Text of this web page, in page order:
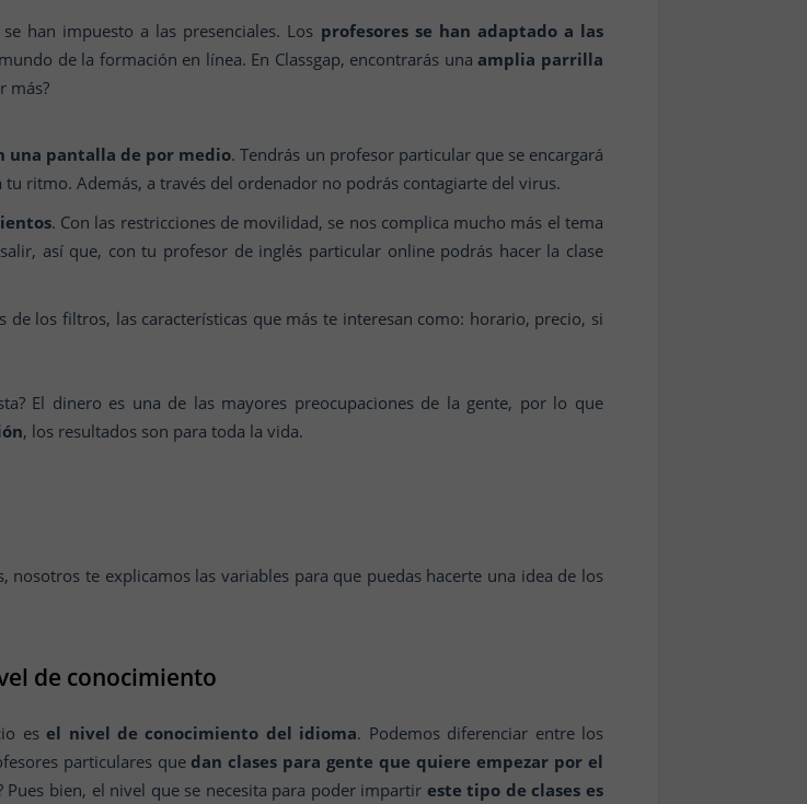
han impuesto a las presenciales. Los profesores se han adaptado a las
de la formación en línea. En Classgap, encontrarás unaamplia parrilla
más?
una pantalla de por medio. Tendrás un profesor particular que se encargará
ritmo. Además, a través del ordenador no podrás contagiarte del virus.
. Con las restricciones de movilidad, se nos complica mucho más el tema
así que, con tu profesor de inglés particular online podrás hacer la clase
de los filtros, las características que más te interesan como: horario, precio, si
El dinero es una de las mayores preocupaciones de la gente, por lo que
, los resultados son para toda la vida.
nosotros te explicamos las variables para que puedas hacerte una idea de los
de conocimiento
es el nivel de conocimiento del idioma. Podemos diferenciar entre los
particulares quedan clases para gente que quiere empezar por el
bien, el nivel que se necesita para poder impartir este tipo de clases es